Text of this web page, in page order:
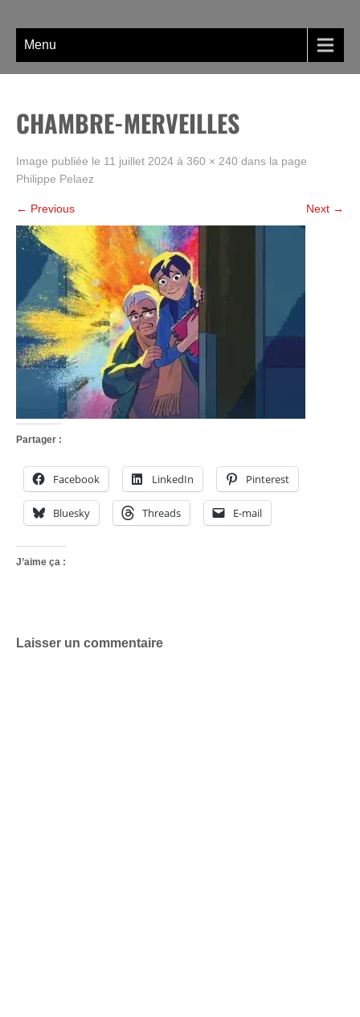
contentMenu
CHAMBRE-MERVEILLES
Image publiée le 11 juillet 2024 à 360 × 240 dans la page
Philippe Pelaez
← Previous Next →
Partager :
Facebook LinkedIn Pinterest
Bluesky Threads E-mail
J’aime ça :
Laisser un commentaire